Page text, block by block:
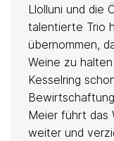
Llolluni und die
talentierte Trio
übernommen,
Weine zu
Kesselring
Meier führt das
weiter und